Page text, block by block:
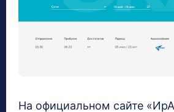
На официальном сайте